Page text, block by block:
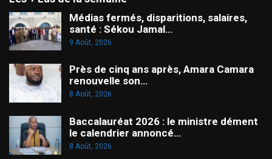
Médias fermés, disparitions, salaires,
santé : Sékou Jamal…
9 Août, 2026
Près de cinq ans après, Amara Camara
renouvelle son…
8 Août, 2026
Baccalauréat 2026 : le ministre dément
le calendrier annoncé…
8 Août, 2026